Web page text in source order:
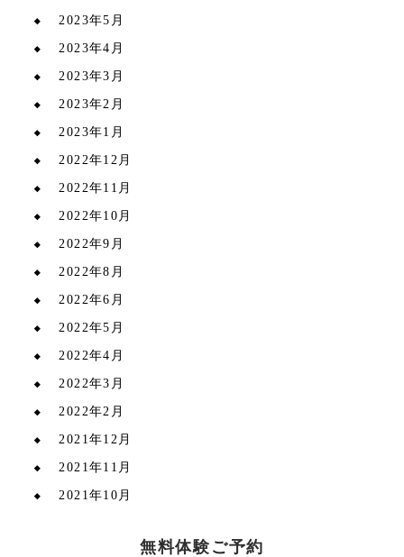
2023年5月
2023年4月
2023年3月
2023年2月
2023年1月
2022年12月
2022年11月
2022年10月
2022年9月
2022年8月
2022年6月
2022年5月
2022年4月
2022年3月
2022年2月
2021年12月
2021年11月
2021年10月
無料体験ご予約